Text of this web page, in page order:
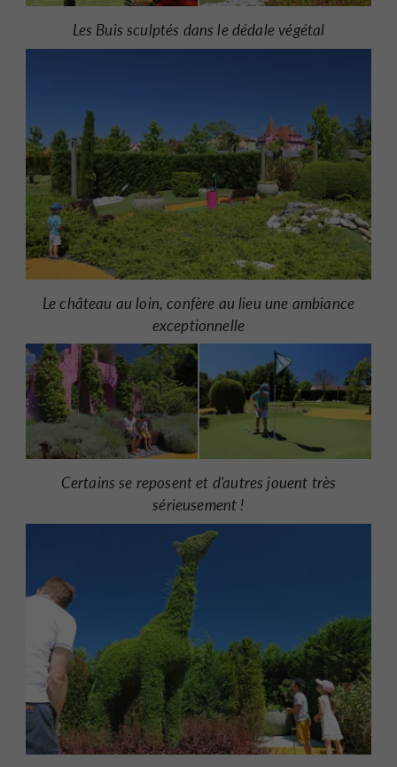
Les Buis sculptés dans le dédale végétal
Le château au loin, confère au lieu une ambiance
exceptionnelle
Certains se reposent et d'autres jouent très
sérieusement !